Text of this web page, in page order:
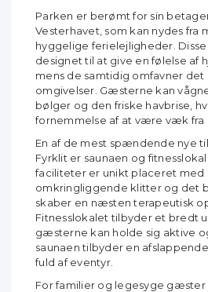
Parken er berømt for sin
Vesterhavet, som kan nydes fra
hyggelige ferielejligheder.
designet til at give en følelse af
mens de samtidig omfavner det
omgivelser. Gæsterne kan
bølger og den friske havbrise,
fornemmelse af at være væk fra
En af de mest spændende nye
Fyrklit er saunaen og
faciliteter er unikt placeret med
omkringliggende klitter og det
skaber en næsten terapeutisk
Fitnesslokalet tilbyder et bredt
gæsterne kan holde sig aktive
saunaen tilbyder en
fuld af eventyr.
For familier og legesyge gæster